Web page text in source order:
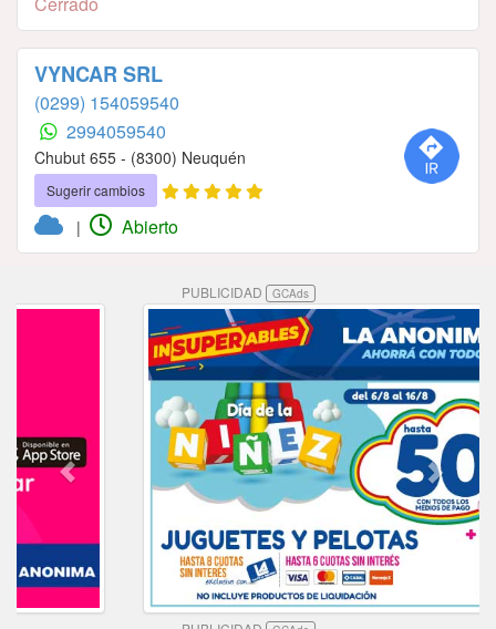
VYNCAR SRL
(0299) 154059540
2994059540
Chubut 655 - (8300) Neuquén
Sugerir cambios
| Abierto
PUBLICIDAD GCAds